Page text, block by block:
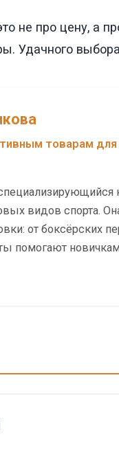
не про цену, а
Удачного
товарам
видов спорта.
от боксёрских
помогают